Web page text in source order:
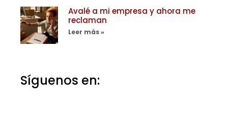
Avalé a mi empresa y ahora me
reclaman
Leer más »
Síguenos en: